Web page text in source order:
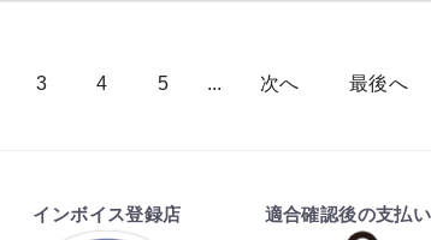
3 4 5 ... 次へ 最後へ
インボイス登録店 適合確認後の支払い